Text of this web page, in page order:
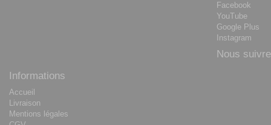
Facebook
YouTube
Google Plus
Instagram
Nous suivre
Informations
Accueil
Livraison
Mentions légales